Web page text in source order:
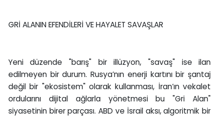
GRİ ALANIN EFENDİLERİ VE HAYALET SAVAŞLAR
Yeni düzende "barış" bir illüzyon, "savaş" ise ilan
edilmeyen bir durum. Rusya’nın enerji kartını bir şantaj
değil bir "ekosistem" olarak kullanması, İran’ın vekalet
ordularını dijital ağlarla yönetmesi bu "Gri Alan"
siyasetinin birer parçası. ABD ve İsrail aksı, algoritmik bir